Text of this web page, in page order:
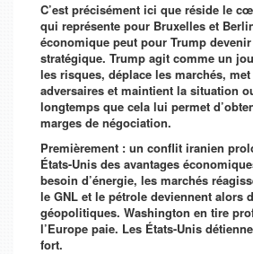
C’est précisément ici que réside le
qui représente pour Bruxelles et
économique peut pour Trump
stratégique. Trump agit comme un
les risques, déplace les marchés,
adversaires et maintient la situation
longtemps que cela lui permet
marges de négociation.
Premièrement : un conflit iranien
États-Unis des avantages
besoin d’énergie, les marchés
le GNL et le pétrole deviennent alors
géopolitiques. Washington en tire
l’Europe paie. Les États-Unis
fort.